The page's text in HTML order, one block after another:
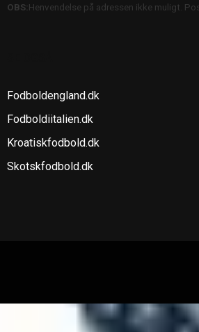
OBS:Henvendelse på adressen ikke muligt.
Fodboldengland.dk
Fodboldiitalien.dk
Kroatiskfodbold.dk
Skotskfodbold.dk